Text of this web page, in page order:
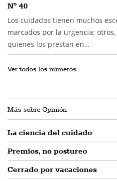
Nº 40
Los cuidados tienen muchos
marcados por la urgencia;
quienes los prestan en…
Ver todos los números
Más sobre Opinión
La ciencia del cuidado
Premios, no postureo
Cerrado por vacaciones